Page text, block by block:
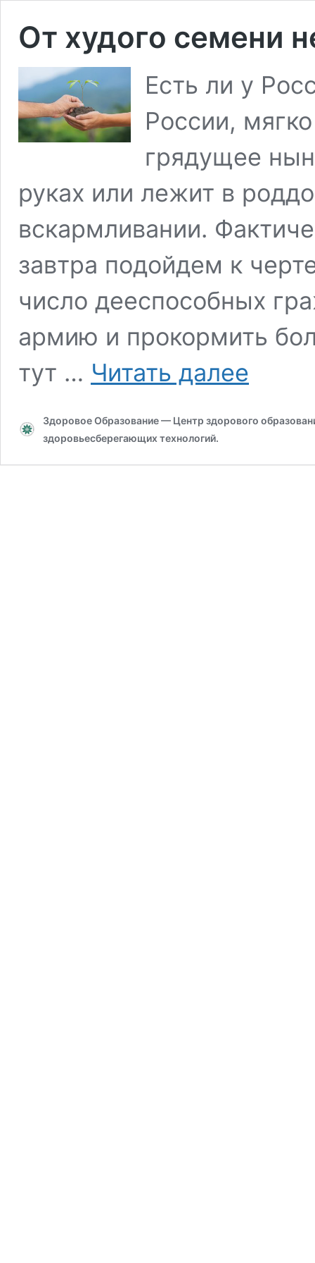
От худого семени
Есть ли у
России,
грядущее
руках или лежит в
вскармливании.
завтра подойдем к
число дееспособных
армию и прокормить
тут … Читать далее
жди
Здоровое Образование — Центр здорового
здоровьесберегающих технологий.